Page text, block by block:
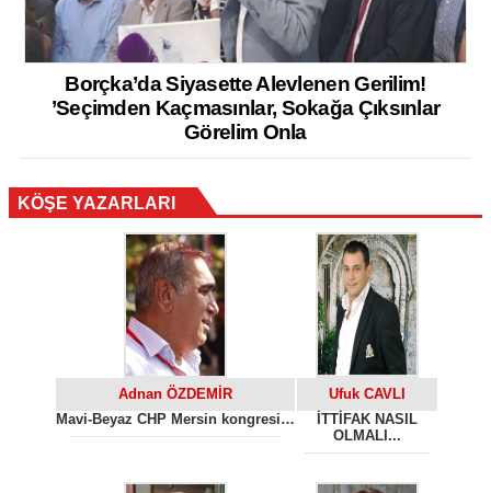
Borçka’da Siyasette Alevlenen Gerilim!
’Seçimden Kaçmasınlar, Sokağa Çıksınlar
Görelim Onla
KÖŞE YAZARLARI
Adnan ÖZDEMİR
Mavi-Beyaz CHP Mersin kongresi…
Ufuk CAVLI
İTTİFAK NASIL
OLMALI...